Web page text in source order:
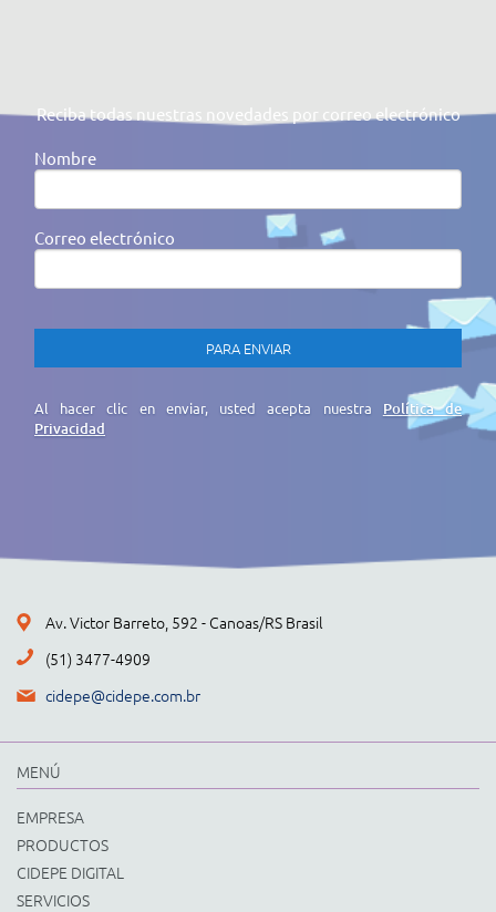
Reciba todas nuestras novedades por correo electrónico
Nombre
Correo electrónico
Al hacer clic en enviar, usted acepta nuestra Política de
Privacidad
Av. Victor Barreto, 592 - Canoas/RS Brasil
(51) 3477-4909
cidepe@cidepe.com.br
MENÚ
EMPRESA
PRODUCTOS
CIDEPE DIGITAL
SERVICIOS